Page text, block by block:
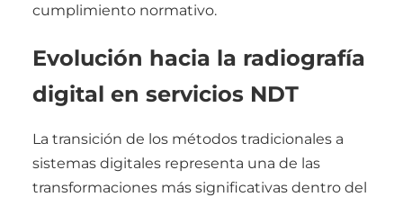
cumplimiento normativo.
Evolución hacia la radiografía
digital en servicios NDT
La transición de los métodos tradicionales a
sistemas digitales representa una de las
transformaciones más significativas dentro del